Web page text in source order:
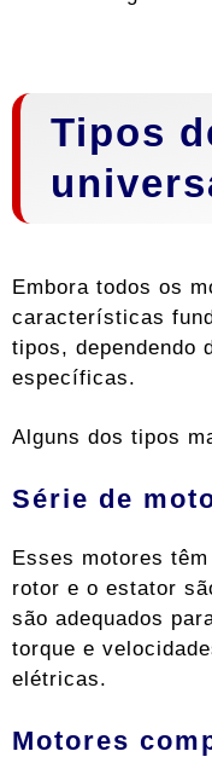
Tipos
Embora todos os
características
tipos, dependendo
específicas.
Alguns dos tipos
Série de
Esses motores
rotor e o estator
são adequados
torque e
elétricas.
Motores